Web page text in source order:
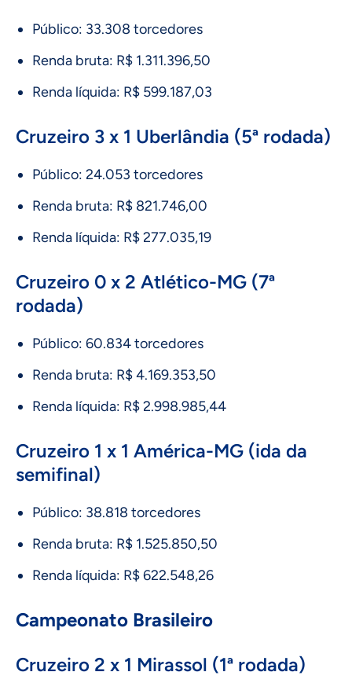
Público: 33.308 torcedores
Renda bruta: R$ 1.311.396,50
Renda líquida: R$ 599.187,03
Cruzeiro 3 x 1 Uberlândia (5ª rodada)
Público: 24.053 torcedores
Renda bruta: R$ 821.746,00
Renda líquida: R$ 277.035,19
Cruzeiro 0 x 2 Atlético-MG (7ª
rodada)
Público: 60.834 torcedores
Renda bruta: R$ 4.169.353,50
Renda líquida: R$ 2.998.985,44
Cruzeiro 1 x 1 América-MG (ida da
semifinal)
Público: 38.818 torcedores
Renda bruta: R$ 1.525.850,50
Renda líquida: R$ 622.548,26
Campeonato Brasileiro
Cruzeiro 2 x 1 Mirassol (1ª rodada)